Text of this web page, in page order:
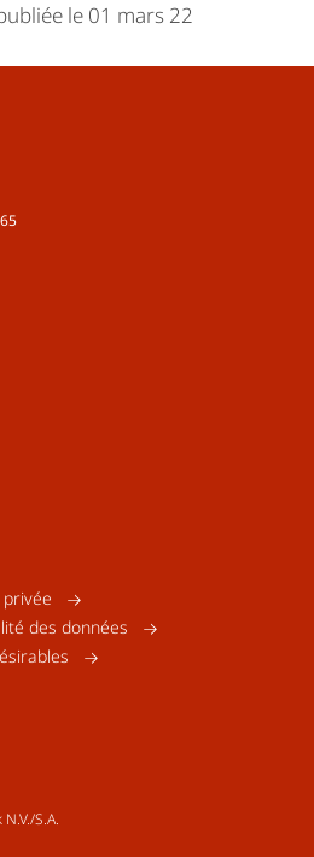
6736(20)30925-9
le 01 mars 22
des données
S.A.